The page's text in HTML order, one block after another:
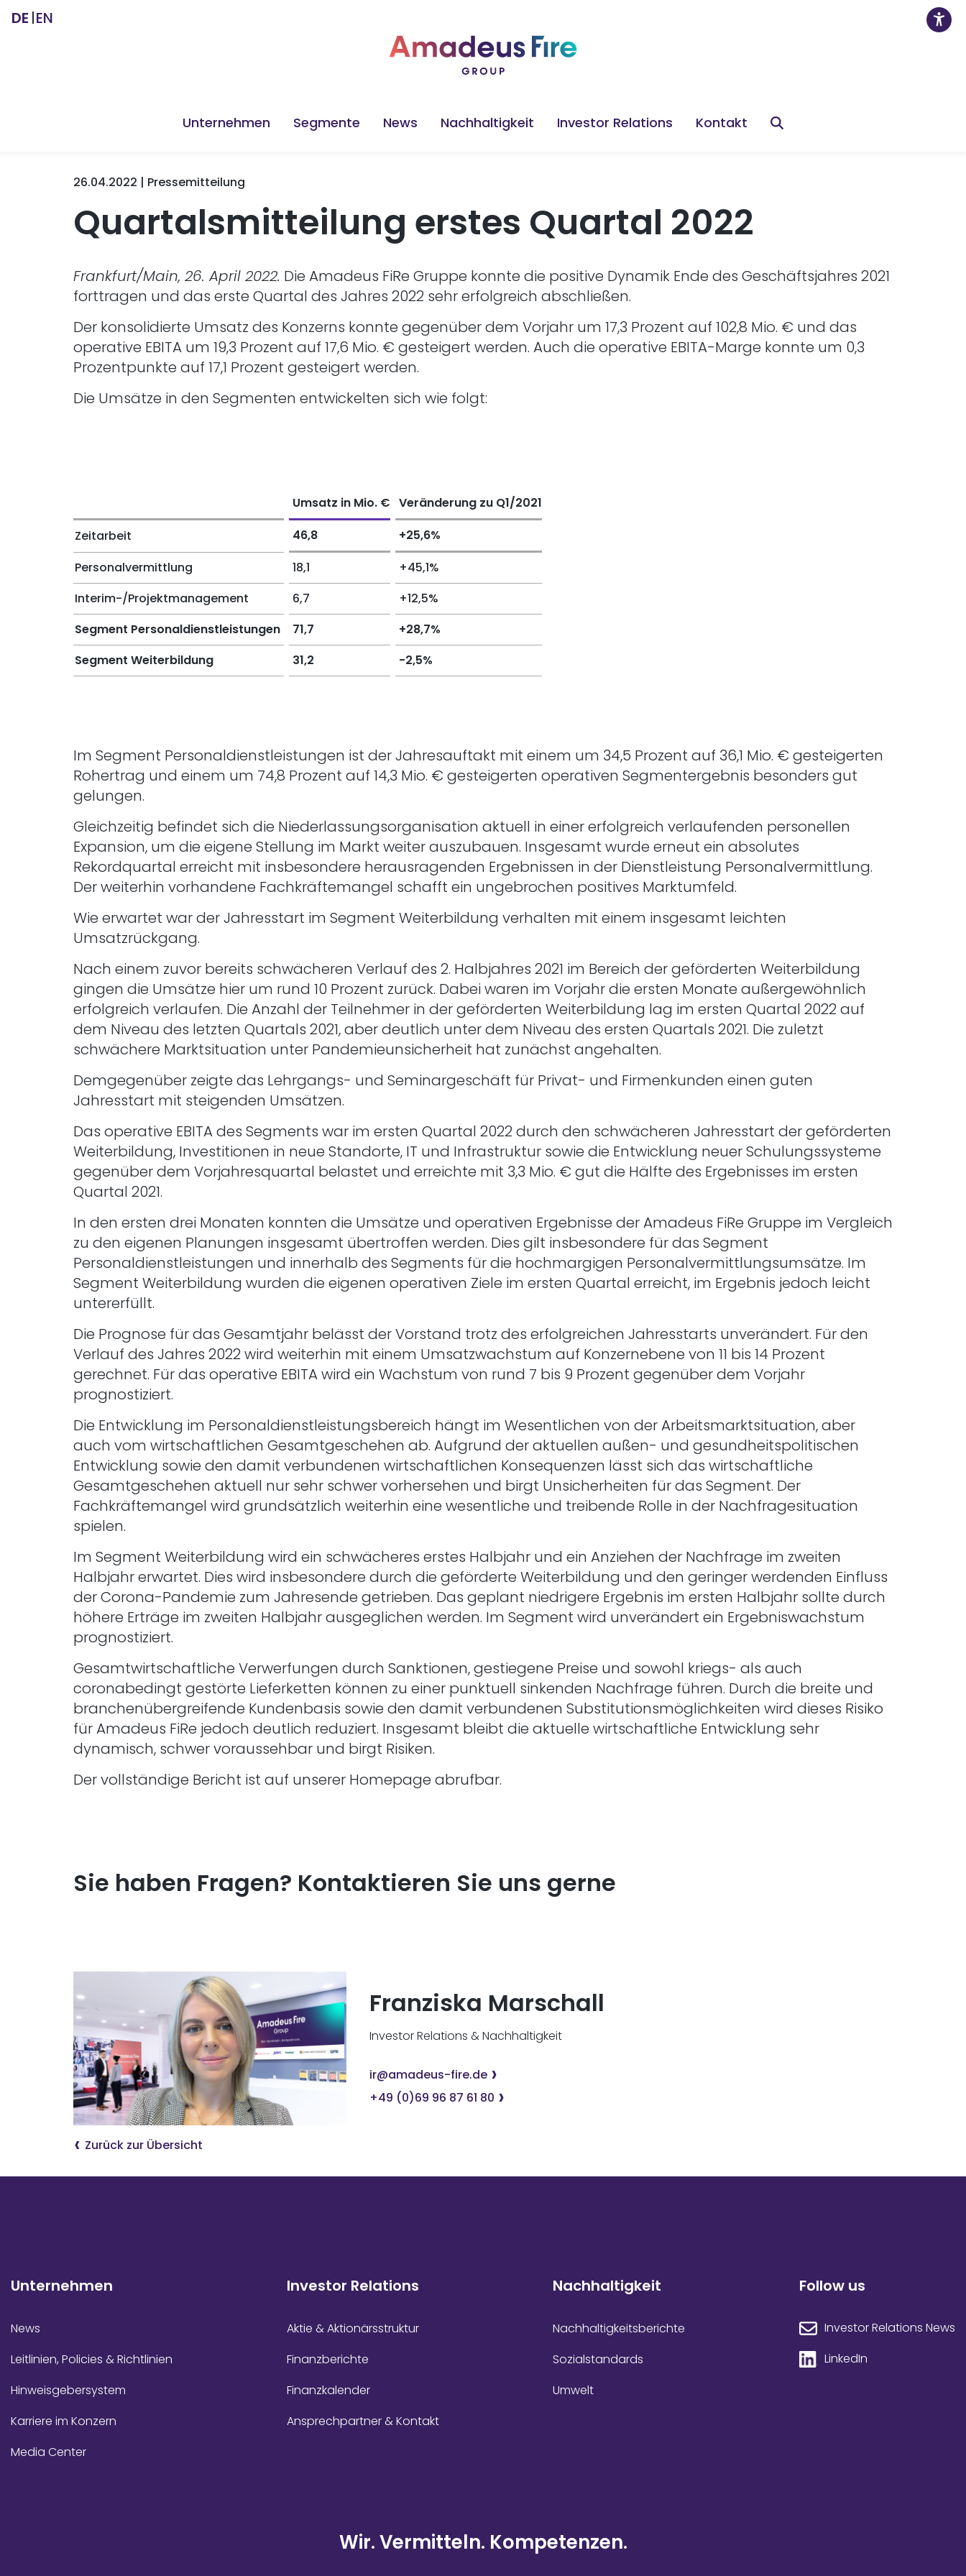
DE EN
Unternehmen Segmente News Nachhaltigkeit Investor Relations Kontakt
26.04.2022 | Pressemitteilung
Quartalsmitteilung erstes Quartal 2022
Frankfurt/Main, 26. April 2022. Die Amadeus FiRe Gruppe konnte die positive Dynamik Ende des Geschäftsjahres 2021
forttragen und das erste Quartal des Jahres 2022 sehr erfolgreich abschließen.
Der konsolidierte Umsatz des Konzerns konnte gegenüber dem Vorjahr um 17,3 Prozent auf 102,8 Mio. € und das
operative EBITA um 19,3 Prozent auf 17,6 Mio. € gesteigert werden. Auch die operative EBITA-Marge konnte um 0,3
Prozentpunkte auf 17,1 Prozent gesteigert werden.
Die Umsätze in den Segmenten entwickelten sich wie folgt:
Umsatz in Mio. € Veränderung zu Q1/2021
Zeitarbeit
46,8
+25,6%
Personalvermittlung
18,1
+45,1%
Interim-/Projektmanagement
6,7
+12,5%
Segment Personaldienstleistungen
71,7
+28,7%
Segment Weiterbildung
31,2 -2,5%
Im Segment Personaldienstleistungen ist der Jahresauftakt mit einem um 34,5 Prozent auf 36,1 Mio. € gesteigerten
Rohertrag und einem um 74,8 Prozent auf 14,3 Mio. € gesteigerten operativen Segmentergebnis besonders gut
gelungen.
Gleichzeitig befindet sich die Niederlassungsorganisation aktuell in einer erfolgreich verlaufenden personellen
Expansion, um die eigene Stellung im Markt weiter auszubauen. Insgesamt wurde erneut ein absolutes
Rekordquartal erreicht mit insbesondere herausragenden Ergebnissen in der Dienstleistung Personalvermittlung.
Der weiterhin vorhandene Fachkräftemangel schafft ein ungebrochen positives Marktumfeld.
Wie erwartet war der Jahresstart im Segment Weiterbildung verhalten mit einem insgesamt leichten
Umsatzrückgang.
Nach einem zuvor bereits schwächeren Verlauf des 2. Halbjahres 2021 im Bereich der geförderten Weiterbildung
gingen die Umsätze hier um rund 10 Prozent zurück. Dabei waren im Vorjahr die ersten Monate außergewöhnlich
erfolgreich verlaufen. Die Anzahl der Teilnehmer in der geförderten Weiterbildung lag im ersten Quartal 2022 auf
dem Niveau des letzten Quartals 2021, aber deutlich unter dem Niveau des ersten Quartals 2021. Die zuletzt
schwächere Marktsituation unter Pandemieunsicherheit hat zunächst angehalten.
Demgegenüber zeigte das Lehrgangs- und Seminargeschäft für Privat- und Firmenkunden einen guten
Jahresstart mit steigenden Umsätzen.
Das operative EBITA des Segments war im ersten Quartal 2022 durch den schwächeren Jahresstart der geförderten
Weiterbildung, Investitionen in neue Standorte, IT und Infrastruktur sowie die Entwicklung neuer Schulungssysteme
gegenüber dem Vorjahresquartal belastet und erreichte mit 3,3 Mio. € gut die Hälfte des Ergebnisses im ersten
Quartal 2021.
In den ersten drei Monaten konnten die Umsätze und operativen Ergebnisse der Amadeus FiRe Gruppe im Vergleich
zu den eigenen Planungen insgesamt übertroffen werden. Dies gilt insbesondere für das Segment
Personaldienstleistungen und innerhalb des Segments für die hochmargigen Personalvermittlungsumsätze. Im
Segment Weiterbildung wurden die eigenen operativen Ziele im ersten Quartal erreicht, im Ergebnis jedoch leicht
untererfüllt.
Die Prognose für das Gesamtjahr belässt der Vorstand trotz des erfolgreichen Jahresstarts unverändert. Für den
Verlauf des Jahres 2022 wird weiterhin mit einem Umsatzwachstum auf Konzernebene von 11 bis 14 Prozent
gerechnet. Für das operative EBITA wird ein Wachstum von rund 7 bis 9 Prozent gegenüber dem Vorjahr
prognostiziert.
Die Entwicklung im Personaldienstleistungsbereich hängt im Wesentlichen von der Arbeitsmarktsituation, aber
auch vom wirtschaftlichen Gesamtgeschehen ab. Aufgrund der aktuellen außen- und gesundheitspolitischen
Entwicklung sowie den damit verbundenen wirtschaftlichen Konsequenzen lässt sich das wirtschaftliche
Gesamtgeschehen aktuell nur sehr schwer vorhersehen und birgt Unsicherheiten für das Segment. Der
Fachkräftemangel wird grundsätzlich weiterhin eine wesentliche und treibende Rolle in der Nachfragesituation
spielen.
Im Segment Weiterbildung wird ein schwächeres erstes Halbjahr und ein Anziehen der Nachfrage im zweiten
Halbjahr erwartet. Dies wird insbesondere durch die geförderte Weiterbildung und den geringer werdenden Einfluss
der Corona-Pandemie zum Jahresende getrieben. Das geplant niedrigere Ergebnis im ersten Halbjahr sollte durch
höhere Erträge im zweiten Halbjahr ausgeglichen werden. Im Segment wird unverändert ein Ergebniswachstum
prognostiziert.
Gesamtwirtschaftliche Verwerfungen durch Sanktionen, gestiegene Preise und sowohl kriegs- als auch
coronabedingt gestörte Lieferketten können zu einer punktuell sinkenden Nachfrage führen. Durch die breite und
branchenübergreifende Kundenbasis sowie den damit verbundenen Substitutionsmöglichkeiten wird dieses Risiko
für Amadeus FiRe jedoch deutlich reduziert. Insgesamt bleibt die aktuelle wirtschaftliche Entwicklung sehr
dynamisch, schwer voraussehbar und birgt Risiken.
Der vollständige Bericht ist auf unserer Homepage abrufbar.
Sie haben Fragen? Kontaktieren Sie uns gerne
Franziska Marschall
Investor Relations & Nachhaltigkeit
ir@amadeus-fire.de
+49 (0)69 96 87 61 80
Zurück zur Übersicht
Unternehmen
News
Leitlinien, Policies & Richtlinien
Hinweisgebersystem
Karriere im Konzern
Media Center
Investor Relations
Aktie & Aktionärsstruktur
Finanzberichte
Finanzkalender
Ansprechpartner & Kontakt
Nachhaltigkeit
Nachhaltigkeitsberichte
Sozialstandards
Umwelt
Follow us
Investor Relations News
LinkedIn
Wir. Vermitteln. Kompetenzen.